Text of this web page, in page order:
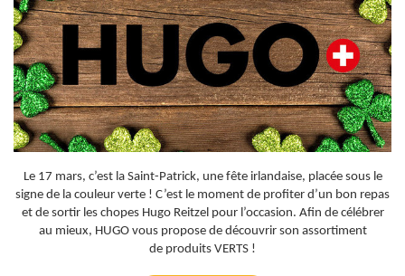
Le 17 mars, c’est la Saint-Patrick, une fête irlandaise, placée sous le
signe de la couleur verte ! C’est le moment de profiter d’un bon repas
et de sortir les chopes Hugo Reitzel pour l’occasion. Afin de célébrer
au mieux, HUGO vous propose de découvrir son assortiment
de produits VERTS !